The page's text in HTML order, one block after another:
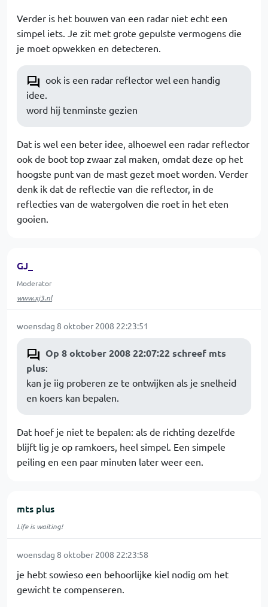
Verder is het bouwen van een radar niet echt een
simpel iets. Je zit met grote gepulste vermogens die
je moet opwekken en detecteren.
ook is een radar reflector wel een handig
idee.
word hij tenminste gezien
Dat is wel een beter idee, alhoewel een radar reflector
ook de boot top zwaar zal maken, omdat deze op het
hoogste punt van de mast gezet moet worden. Verder
denk ik dat de reflectie van die reflector, in de
reflecties van de watergolven die roet in het eten
gooien.
GJ_
Moderator
www.xj3.nl
woensdag 8 oktober 2008 22:23:51
Op 8 oktober 2008 22:07:22 schreef mts
plus:
kan je iig proberen ze te ontwijken als je snelheid
en koers kan bepalen.
Dat hoef je niet te bepalen: als de richting dezelfde
blijft lig je op ramkoers, heel simpel. Een simpele
peiling en een paar minuten later weer een.
mts plus
Life is waiting!
woensdag 8 oktober 2008 22:23:58
je hebt sowieso een behoorlijke kiel nodig om het
gewicht te compenseren.